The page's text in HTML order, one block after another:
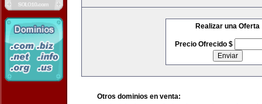
Realizar una Oferta
Precio Ofrecido $
Otros dominios en venta: